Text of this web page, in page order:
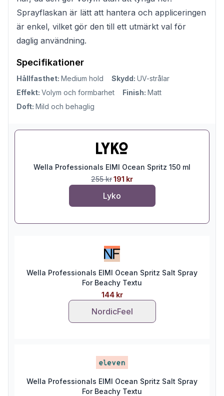
Sprayflaskan är lätt att hantera och appliceringen
är enkel, vilket gör den till ett utmärkt val för
daglig användning.
Specifikationer
Hållfasthet: Medium hold Skydd: UV-strålar
Effekt: Volym och formbarhet Finish: Matt
Doft: Mild och behaglig
Wella Professionals EIMI Ocean Spritz 150 ml
255 kr191 kr
Lyko
Wella Professionals EIMI Ocean Spritz Salt Spray
For Beachy Textu
144 kr
NordicFeel
Wella Professionals EIMI Ocean Spritz Salt Spray
For Beachy Textu